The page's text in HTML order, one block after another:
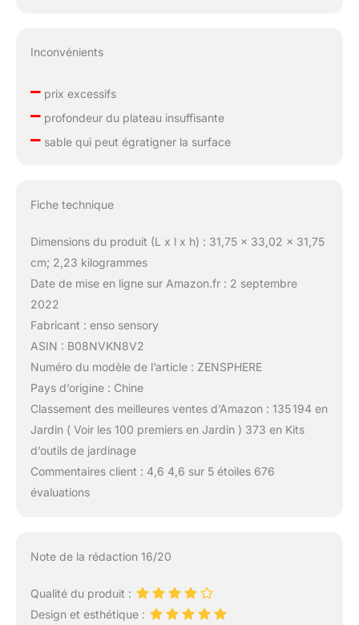
Inconvénients
–prix excessifs
–profondeur du plateau insuffisante
–sable qui peut égratigner la surface
Fiche technique
Dimensions du produit (L x l x h) : 31,75 x 33,02 x 31,75
cm; 2,23 kilogrammes
Date de mise en ligne sur Amazon.fr : 2 septembre
2022
Fabricant : enso sensory
ASIN : B08NVKN8V2
Numéro du modèle de l’article : ZENSPHERE
Pays d’origine : Chine
Classement des meilleures ventes d’Amazon : 135 194 en
Jardin ( Voir les 100 premiers en Jardin ) 373 en Kits
d’outils de jardinage
Commentaires client : 4,6 4,6 sur 5 étoiles 676
évaluations
Note de la rédaction 16/20
Qualité du produit :
Design et esthétique :